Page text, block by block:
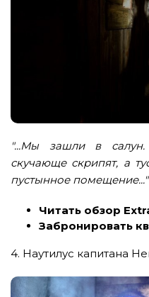
"...Мы зашли в
скучающе скрипят, а
пустынное помещение..."
Читать обзор
Забронировать
4. Наутилус капитана